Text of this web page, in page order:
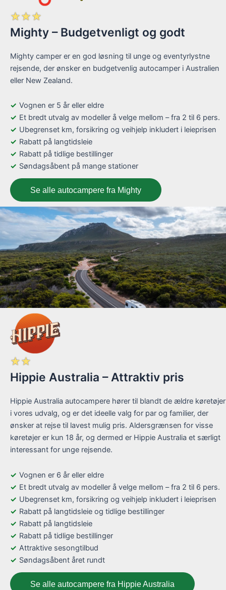
☆☆☆
Mighty – Budgetvenligt og godt
Mighty camper er en god løsning til unge og eventyrlystne
rejsende, der ønsker en budgetvenlig autocamper i Australien
eller New Zealand.
Vognen er 5 år eller eldre
Et bredt utvalg av modeller å velge mellom – fra 2 til 6 pers.
Ubegrenset km, forsikring og veihjelp inkludert i leieprisen
Rabatt på langtidsleie
Rabatt på tidlige bestillinger
Søndagsåbent på mange stationer
Se alle autocampere fra Mighty
☆☆
Hippie Australia – Attraktiv pris
Hippie Australia autocampere hører til blandt de ældre køretøjer
i vores udvalg, og er det ideelle valg for par og familier, der
ønsker at rejse til lavest mulig pris. Aldersgrænsen for visse
køretøjer er kun 18 år, og dermed er Hippie Australia et særligt
interessant for unge rejsende.
Vognen er 6 år eller eldre
Et bredt utvalg av modeller å velge mellom – fra 2 til 6 pers.
Ubegrenset km, forsikring og veihjelp inkludert i leieprisen
Rabatt på langtidsleie og tidlige bestillinger
Rabatt på langtidsleie
Rabatt på tidlige bestillinger
Attraktive sesongtilbud
Søndagsåbent året rundt
Se alle autocampere fra Hippie Australia